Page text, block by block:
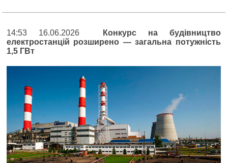
14:53 16.06.2026
Конкурс на будівництво
електростанцій розширено — загальна потужність
1,5 ГВт